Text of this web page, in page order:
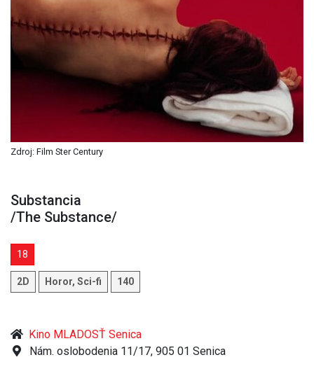
Zdroj: Film Ster Century
Substancia
/The Substance/
18
2D Horor, Sci-fi 140
Kino MLADOSŤ Senica
Nám. oslobodenia 11/17, 905 01 Senica